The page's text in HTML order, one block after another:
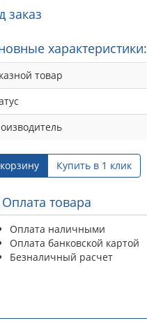
заказ
характеристики:
товар
Купить в 1 клик
Оплата товара
Оплата наличными
Оплата банковской картой
Безналичный расчет